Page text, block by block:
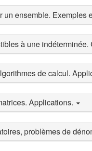
un ensemble. Exemples
à une
de calcul.
Applications.
problèmes de